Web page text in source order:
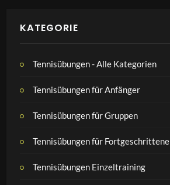
KATEGORIE
Tennisübungen - Alle Kategorien
Tennisübungen für Anfänger
Tennisübungen für Gruppen
Tennisübungen für Fortgeschrittene
Tennisübungen Einzeltraining